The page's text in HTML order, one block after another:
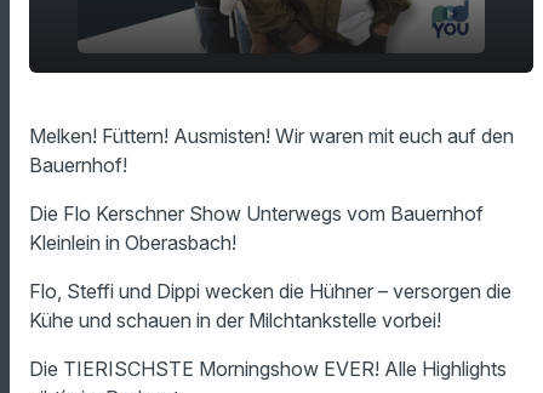
play_arrow dem Bauernhof!
00:00
Melken! Füttern! Ausmisten! Wir waren mit euch auf den
Bauernhof!
Die Flo Kerschner Show Unterwegs vom Bauernhof
Kleinlein in Oberasbach!
Flo, Steffi und Dippi wecken die Hühner – versorgen die
Kühe und schauen in der Milchtankstelle vorbei!
Die TIERISCHSTE Morningshow EVER! Alle Highlights